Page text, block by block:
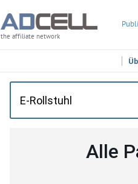
the affiliate network
Alle